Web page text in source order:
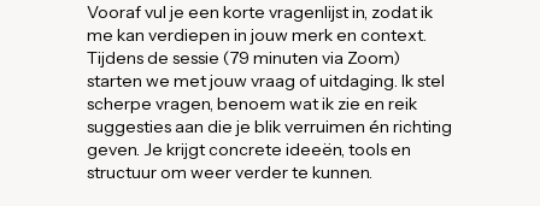
Vooraf vul je een korte vragenlijst in, zodat ik
me kan verdiepen in jouw merk en context.
Tijdens de sessie (79 minuten via Zoom)
starten we met jouw vraag of uitdaging. Ik stel
scherpe vragen, benoem wat ik zie en reik
suggesties aan die je blik verruimen én richting
geven. Je krijgt concrete ideeën, tools en
structuur om weer verder te kunnen.